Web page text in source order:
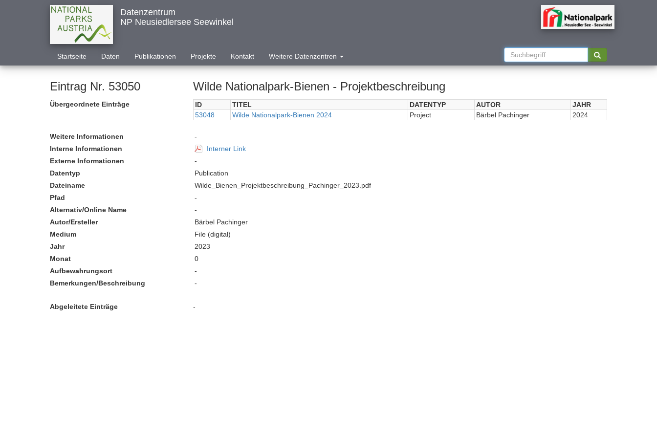
Datenzentrum
NP Neusiedlersee Seewinkel
Startseite Daten Publikationen Projekte Kontakt Weitere Datenzentren
Eintrag Nr. 53050 Wilde Nationalpark-Bienen - Projektbeschreibung
Übergeordnete Einträge ID TITEL DATENTYP AUTOR
JAHR
53048
Wilde Nationalpark-Bienen 2024 Project Bärbel Pachinger 2024
Weitere Informationen
-
Interne Informationen
Interner Link
Externe Informationen
-
Datentyp
Publication
Dateiname
Wilde_Bienen_Projektbeschreibung_Pachinger_2023.pdf
Pfad
-
Alternativ/Online Name
-
Autor/Ersteller
Bärbel Pachinger
Medium
File (digital)
Jahr
2023
Monat
0
Aufbewahrungsort
-
Bemerkungen/Beschreibung
-
Abgeleitete Einträge -